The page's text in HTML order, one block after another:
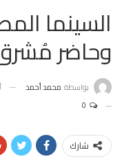
السينما
وحاضر
بواسطة محمد أحمد
شارك